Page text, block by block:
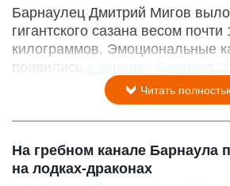
Барнаулец Дмитрий Мигов
гигантского сазана весом почти
килограммов. Эмоциональные
появились
в канале «Барнаул
Читать
На гребном канале Барнаула
на лодках-драконах